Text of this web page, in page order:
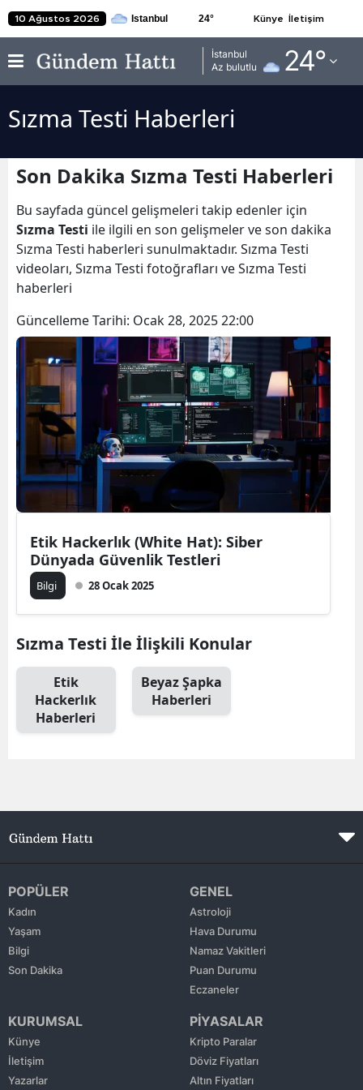
10 Ağustos 2026 24° Künye İletişim
İstanbul
Az bulutlu
24°
Adana
Adıyaman
Afyonkarahisar
Amasya
Ankara
Antalya
Aydın
Balıkesir
Bilecik
Bingöl
Bitlis
Bolu
Burdur
Bursa
Çankırı
Çorum
Diyarbakır
Erzincan
Gaziantep
Giresun
Gümüşhane
Hakkari
Hatay
Isparta
Sızma Testi Haberleri
Son Dakika Sızma Testi Haberleri
Bu sayfada güncel gelişmeleri takip edenler için
Sızma Testi ile ilgili en son gelişmeler ve son dakika
Sızma Testi haberleri sunulmaktadır. Sızma Testi
videoları, Sızma Testi fotoğrafları ve Sızma Testi
haberleri
Güncelleme Tarihi: Ocak 28, 2025 22:00
Etik Hackerlık (White Hat): Siber
Dünyada Güvenlik Testleri
Bilgi 28 Ocak 2025
Sızma Testi İle İlişkili Konular
Etik
Hackerlık
Haberleri
Beyaz Şapka
Haberleri
POPÜLER
Kadın
Yaşam
Bilgi
Son Dakika
GENEL
Astroloji
Hava Durumu
Namaz Vakitleri
Puan Durumu
Eczaneler
KURUMSAL
Künye
İletişim
Yazarlar
PİYASALAR
Kripto Paralar
Döviz Fiyatları
Altın Fiyatları